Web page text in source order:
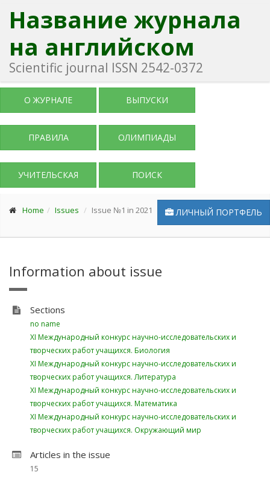
Название журнала
на английском
Scientific journal ISSN 2542-0372
О ЖУРНАЛЕ ВЫПУСКИ
ПРАВИЛА ОЛИМПИАДЫ
УЧИТЕЛЬСКАЯ ПОИСК
ЛИЧНЫЙ ПОРТФЕЛЬ
Home Issues Issue №1 in 2021
Information about issue
Sections
no name
XI Международный конкурс научно-исследовательских и
творческих работ учащихся. Биология
XI Международный конкурс научно-исследовательских и
творческих работ учащихся. Литература
XI Международный конкурс научно-исследовательских и
творческих работ учащихся. Математика
XI Международный конкурс научно-исследовательских и
творческих работ учащихся. Окружающий мир
Articles in the issue
15